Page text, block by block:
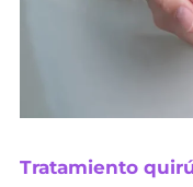
Tratamiento